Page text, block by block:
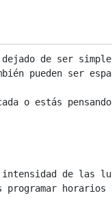
de ser
pueden ser
o estás
intensidad de las
programar